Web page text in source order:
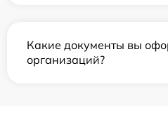
Какие документы вы
организаций?